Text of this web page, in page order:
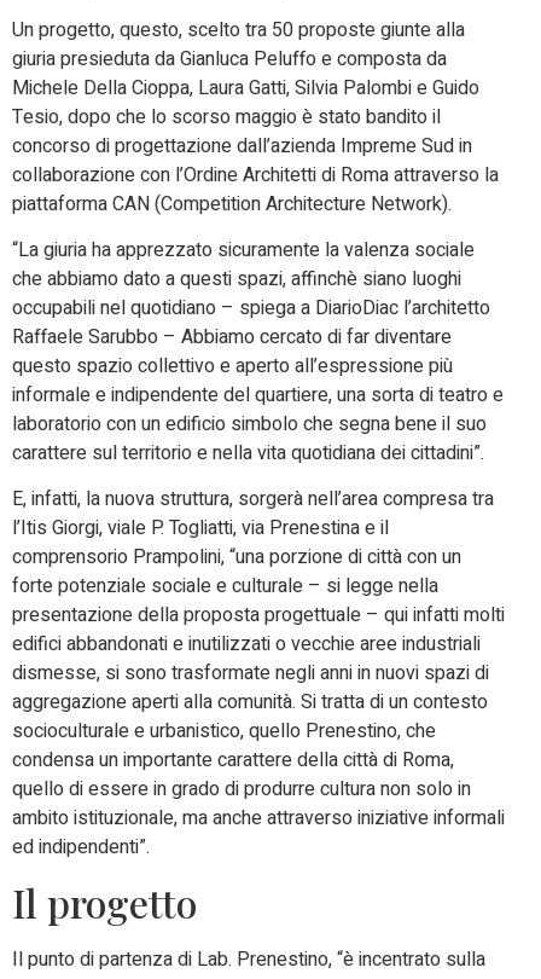
Un progetto, questo, scelto tra 50 proposte giunte alla
giuria presieduta da Gianluca Peluffo e composta da
Michele Della Cioppa, Laura Gatti, Silvia Palombi e Guido
Tesio, dopo che lo scorso maggio è stato bandito il
concorso di progettazione dall’azienda Impreme Sud in
collaborazione con l’Ordine Architetti di Roma attraverso la
piattaforma CAN (Competition Architecture Network).
“La giuria ha apprezzato sicuramente la valenza sociale
che abbiamo dato a questi spazi, affinchè siano luoghi
occupabili nel quotidiano – spiega a DiarioDiac l’architetto
Raffaele Sarubbo – Abbiamo cercato di far diventare
questo spazio collettivo e aperto all’espressione più
informale e indipendente del quartiere, una sorta di teatro e
laboratorio con un edificio simbolo che segna bene il suo
carattere sul territorio e nella vita quotidiana dei cittadini”.
E, infatti, la nuova struttura, sorgerà nell’area compresa tra
l’Itis Giorgi, viale P. Togliatti, via Prenestina e il
comprensorio Prampolini, “una porzione di città con un
forte potenziale sociale e culturale – si legge nella
presentazione della proposta progettuale – qui infatti molti
edifici abbandonati e inutilizzati o vecchie aree industriali
dismesse, si sono trasformate negli anni in nuovi spazi di
aggregazione aperti alla comunità. Si tratta di un contesto
socioculturale e urbanistico, quello Prenestino, che
condensa un importante carattere della città di Roma,
quello di essere in grado di produrre cultura non solo in
ambito istituzionale, ma anche attraverso iniziative informali
ed indipendenti”.
Il progetto
Il punto di partenza di Lab. Prenestino, “è incentrato sulla